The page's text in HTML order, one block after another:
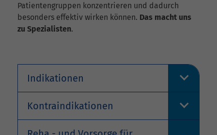
Patientengruppen konzentrieren und dadurch
besonders effektiv wirken können. Das macht uns
zu Spezialisten.
Indikationen
Kontraindikationen